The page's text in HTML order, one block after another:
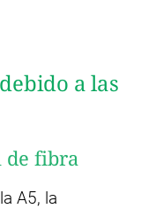
a las
de fibra
A5, la